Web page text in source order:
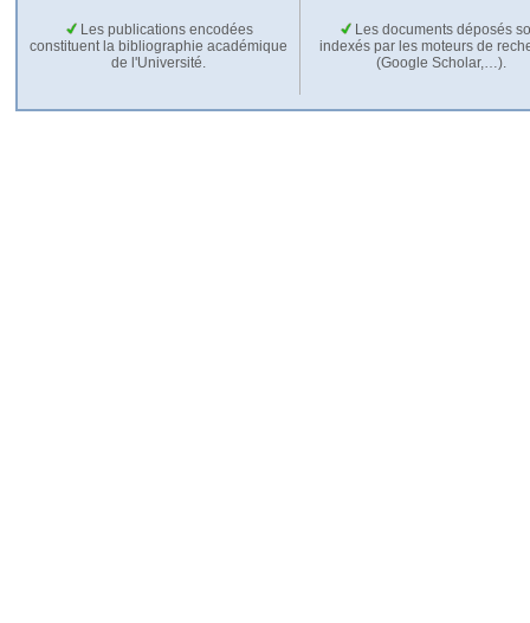
Les publications encodées
constituent la bibliographie académique
de l'Université.
Les documents déposés
indexés par les moteurs de
(Google Scholar,…).